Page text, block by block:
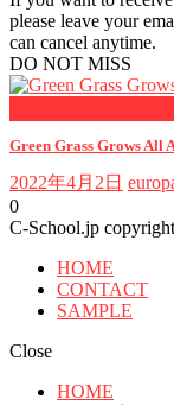
please leave your
can cancel anytime.
DO NOT MISS
Green Grass Grows All
2022年4月2日
0
C-School.jp
HOME
CONTACT
SAMPLE
Close
HOME